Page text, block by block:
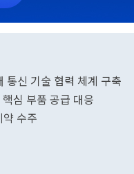
통신 기술 협력 체계 구축
심 부품 공급 대응
수주